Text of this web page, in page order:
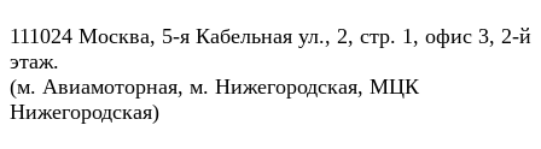
111024 Москва, 5-я Кабельная ул., 2, стр. 1, офис 3, 2-й
этаж.
(м. Авиамоторная, м. Нижегородская, МЦК
Нижегородская)